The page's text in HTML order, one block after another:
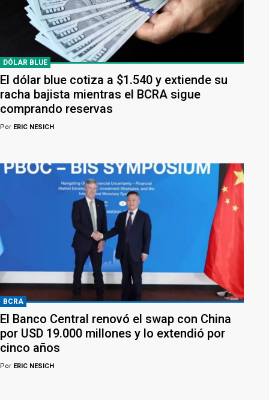
DÓLAR BLUE
El dólar blue cotiza a $1.540 y extiende su
racha bajista mientras el BCRA sigue
comprando reservas
Por ERIC NESICH
BCRA
El Banco Central renovó el swap con China
por USD 19.000 millones y lo extendió por
cinco años
Por ERIC NESICH